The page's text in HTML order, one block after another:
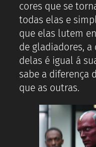
cores que se
todas elas e
que elas lutem
de gladiadores, a
delas é igual á
sabe a diferença
que as outras.